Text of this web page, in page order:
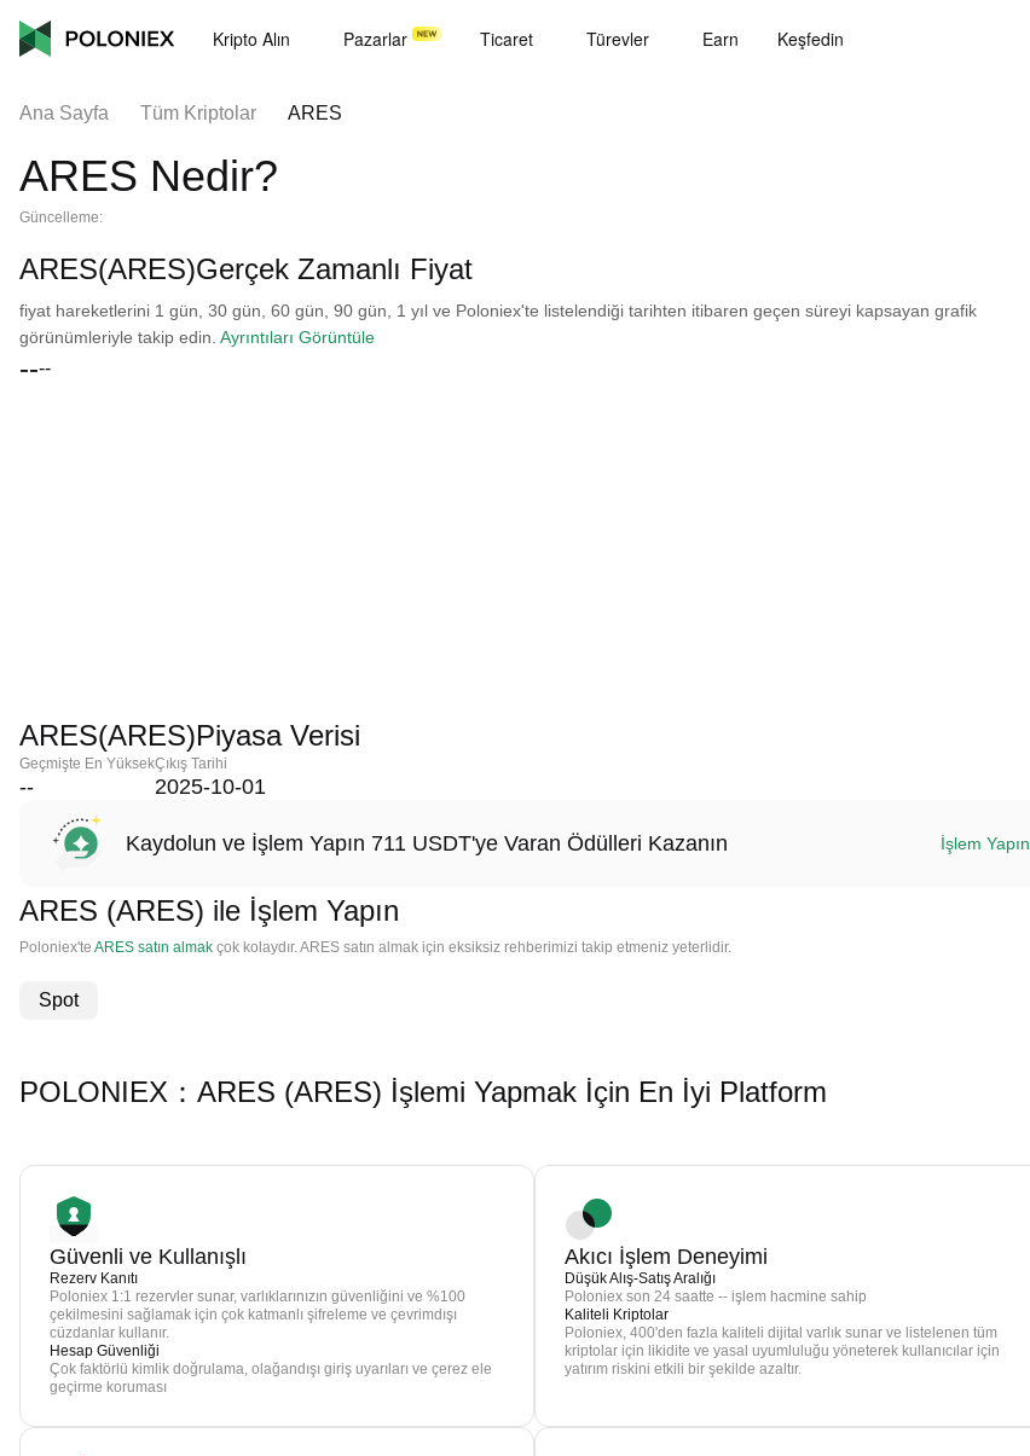
Kripto Alın Pazarlar Ticaret Türevler Earn Keşfedin
Ana Sayfa Tüm Kriptolar ARES
ARES Nedir?
Güncelleme:
ARES(ARES)Gerçek Zamanlı Fiyat
fiyat hareketlerini 1 gün, 30 gün, 60 gün, 90 gün, 1 yıl ve Poloniex'te listelendiği tarihten itibaren geçen süreyi kapsayan grafik
görünümleriyle takip edin. Ayrıntıları Görüntüle
----
ARES(ARES)Piyasa Verisi
Geçmişte En Yüksek
--
Çıkış Tarihi
2025-10-01
Kaydolun ve İşlem Yapın 711 USDT'ye Varan Ödülleri Kazanın İşlem Yapın
ARES (ARES) ile İşlem Yapın
Poloniex'te ARES satın almak çok kolaydır. ARES satın almak için eksiksiz rehberimizi takip etmeniz yeterlidir.
Spot
POLONIEX：ARES (ARES) İşlemi Yapmak İçin En İyi Platform
Güvenli ve Kullanışlı
Rezerv Kanıtı
Poloniex 1:1 rezervler sunar, varlıklarınızın güvenliğini ve %100
çekilmesini sağlamak için çok katmanlı şifreleme ve çevrimdışı
cüzdanlar kullanır.
Hesap Güvenliği
Çok faktörlü kimlik doğrulama, olağandışı giriş uyarıları ve çerez ele
geçirme koruması
Akıcı İşlem Deneyimi
Düşük Alış-Satış Aralığı
Poloniex son 24 saatte -- işlem hacmine sahip
Kaliteli Kriptolar
Poloniex, 400'den fazla kaliteli dijital varlık sunar ve listelenen tüm
kriptolar için likidite ve yasal uyumluluğu yöneterek kullanıcılar için
yatırım riskini etkili bir şekilde azaltır.